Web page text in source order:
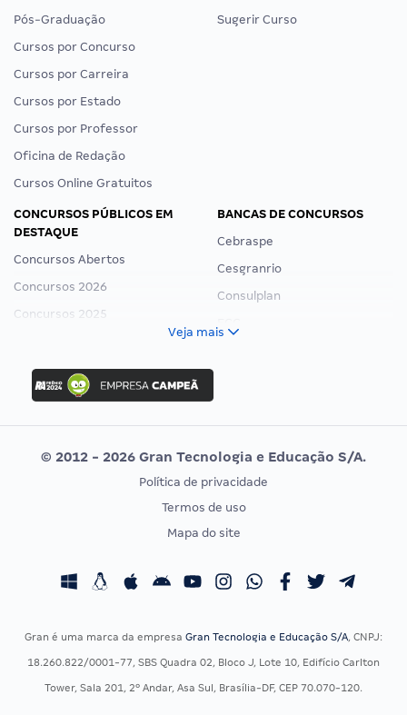
Pós-Graduação
Cursos por Concurso
Cursos por Carreira
Cursos por Estado
Cursos por Professor
Oficina de Redação
Cursos Online Gratuitos
Sugerir Curso
CONCURSOS PÚBLICOS EM
DESTAQUE
Concursos Abertos
Concursos 2026
Concursos 2025
Concurso Ibama
Concurso MPU
Editais publicados
BANCAS DE CONCURSOS
Cebraspe
Cesgranrio
Consulplan
Vunesp
CONCURSOS POR PROFISSÃO
Concursos Fiscais
EXAME DE ORDEM
Calendário OAB
Veja mais
© 2012 - 2026 Gran Tecnologia e Educação S/A.
Política de privacidade
Termos de uso
Mapa do site
Gran é uma marca da empresa Gran Tecnologia e Educação S/A, CNPJ:
18.260.822/0001-77, SBS Quadra 02, Bloco J, Lote 10, Edifício Carlton
Tower, Sala 201, 2º Andar, Asa Sul, Brasília-DF, CEP 70.070-120.